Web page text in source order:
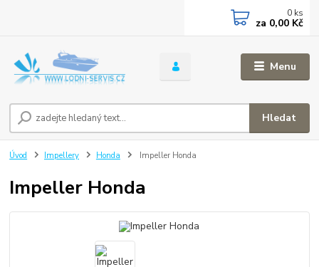
Menu
Hledat
0 ks
za 0,00 Kč
Úvod Impellery Honda Impeller Honda
Impeller Honda